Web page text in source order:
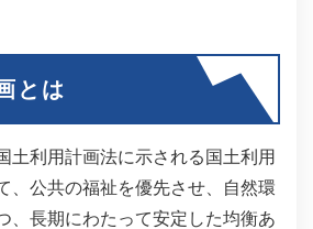
とは
土利用計画法に示される国土利用
、公共の福祉を優先させ、自然環
、長期にわたって安定した均衡あ